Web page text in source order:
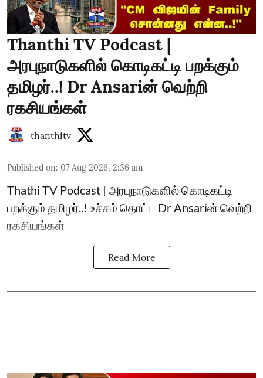
Thanthi TV Podcast |
அரபுநாடுகளில் கொடிகட்டி பறக்கும்
தமிழர்..! Dr Ansariன் வெற்றி
ரகசியங்கள்
thanthitv
Published on: 07 Aug 2026, 2:36 am
Thathi TV Podcast | அரபுநாடுகளில் கொடிகட்டி
பறக்கும் தமிழர்..! உச்சம் தொட்ட Dr Ansariன் வெற்றி
ரகசியங்கள்
Read More